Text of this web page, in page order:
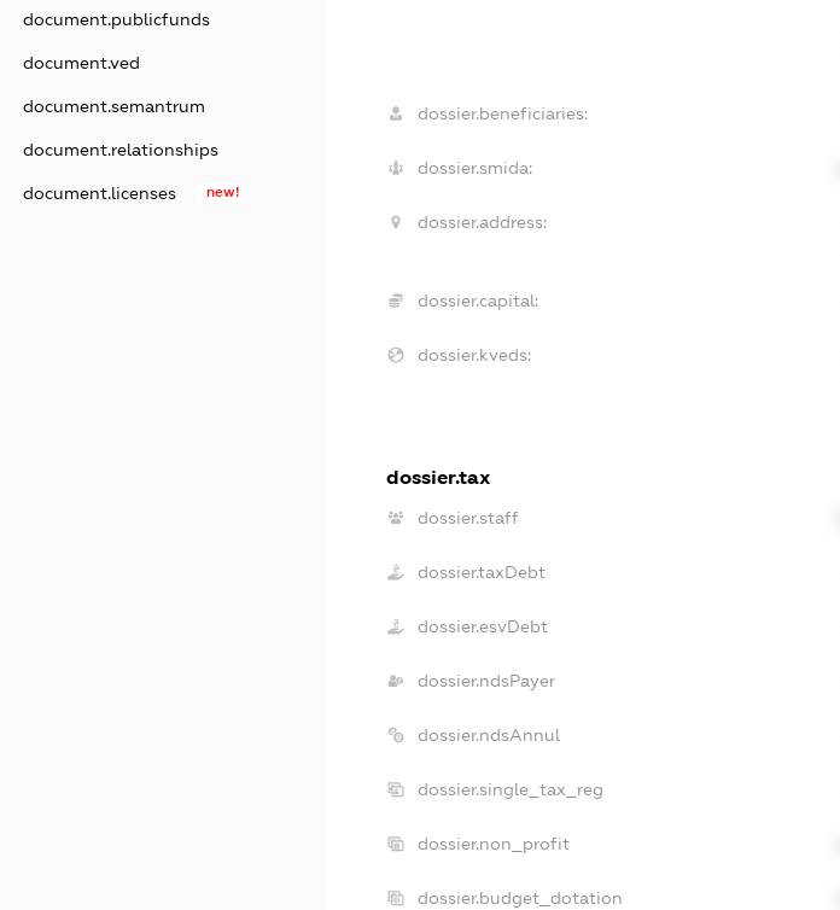
document.publicfunds
document.ved
document.semantrum
document.relationships
document.licenses new!
dossier.beneficiaries:
dossier.smida:
dossier.address:
dossier.capital:
dossier.kveds:
dossier.tax
dossier.staff
dossier.taxDebt
dossier.esvDebt
dossier.ndsPayer
dossier.ndsAnnul
dossier.single_tax_reg
dossier.non_profit
dossier.budget_dotation